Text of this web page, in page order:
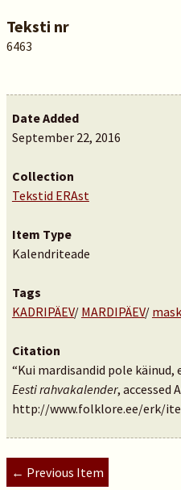
Teksti nr
6463
Date Added
September 22, 2016
Collection
Tekstid ERAst
Item Type
Kalendriteade
Tags
KADRIPÄEV/ MARDIPÄEV/
Citation
“Kui mardisandid pole käinud,
Eesti rahvakalender, accessed
http://www.folklore.ee/erk/
← Previous Item